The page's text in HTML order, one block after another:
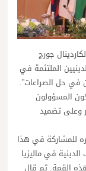
جورج
الملتئمة في
في حل الصراعات”.
المسؤولون
وعلى تضميد
للمشاركة في هذا
في ماليزيا
القمة. ثم قال